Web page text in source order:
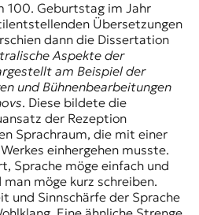
100. Geburtstag im Jahr
Übersetzungen
dann die Dissertation
Aspekte der
am Beispiel der
und Bühnenbearbeitungen
. Diese bildete die
der Rezeption
Sprachraum, die mit einer
einhergehen musste.
Sprache möge einfach und
möge kurz schreiben.
und Sinnschärfe der Sprache